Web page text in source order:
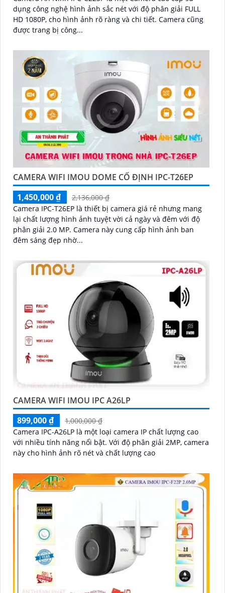
dụng công nghệ hình ảnh sắc nét với độ phân giải FULL
HD 1080P, cho hình ảnh rõ ràng và chi tiết. Camera cũng
được trang bị công...
CAMERA WIFI IMOU DOME CỐ ĐỊNH IPC-T26EP
1,450,000 ₫
2,136,000 ₫
Camera IPC-T26EP là thiết bị camera giá rẻ nhưng mang
lại chất lượng hình ảnh tuyệt vời cả ngày và đêm với độ
phân giải 2.0 MP. Camera này cung cấp hình ảnh ban
đêm sáng đẹp nhờ...
CAMERA WIFI IMOU IPC A26LP
899,000 ₫
1,000,000 ₫
Camera IPC-A26LP là một loại camera IP chất lượng cao
với nhiều tính năng nổi bật. Với độ phân giải 2MP, camera
này cho hình ảnh rõ nét và chất lượng cao